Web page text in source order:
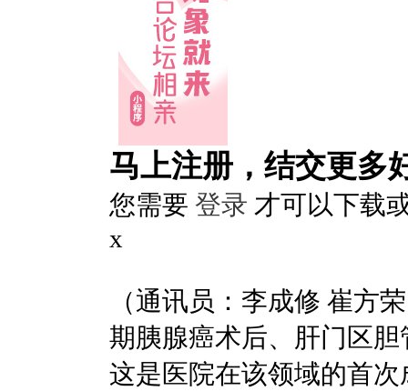
马上注册，结交更多
您需要 登录 才可以下载
x
（通讯员：李成修 崔方
期胰腺癌术后、肝门区
这是医院在该领域的首